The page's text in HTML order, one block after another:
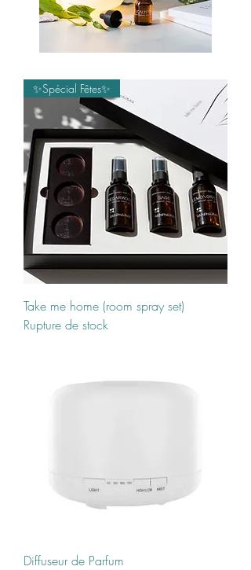
✨Spécial Fêtes✨
Take me home (room spray set)
Rupture de stock
Diffuseur de Parfum